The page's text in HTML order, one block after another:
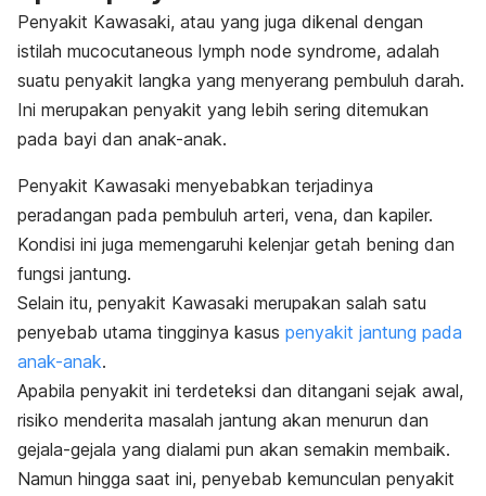
Penyakit Kawasaki, atau yang juga dikenal dengan
istilah mucocutaneous lymph node syndrome, adalah
suatu penyakit langka yang menyerang pembuluh darah.
Ini merupakan penyakit yang lebih sering ditemukan
pada bayi dan anak-anak.
Penyakit Kawasaki menyebabkan terjadinya
peradangan pada pembuluh arteri, vena, dan kapiler.
Kondisi ini juga memengaruhi kelenjar getah bening dan
fungsi jantung.
Selain itu, penyakit Kawasaki merupakan salah satu
penyebab utama tingginya kasus penyakit jantung pada
anak-anak.
Apabila penyakit ini terdeteksi dan ditangani sejak awal,
risiko menderita masalah jantung akan menurun dan
gejala-gejala yang dialami pun akan semakin membaik.
Namun hingga saat ini, penyebab kemunculan penyakit